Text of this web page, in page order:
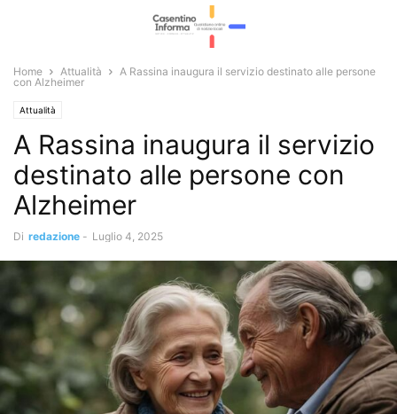
Home Attualità
A Rassina inaugura il servizio destinato alle persone
con Alzheimer
Attualità
A Rassina inaugura il servizio
destinato alle persone con
Alzheimer
Di redazione - Luglio 4, 2025